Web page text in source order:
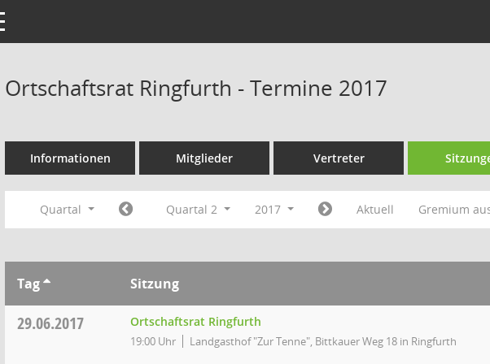
navigation
Ortschaftsrat Ringfurth - Termine 2017
Informationen Mitglieder Vertreter
Quartal Quartal 2 2017 Aktuell Gremium
Tag Sitzung
29.06.2017 Ortschaftsrat Ringfurth
19:00 Uhr Landgasthof "Zur Tenne", Bittkauer Weg 18 in Ringfurth